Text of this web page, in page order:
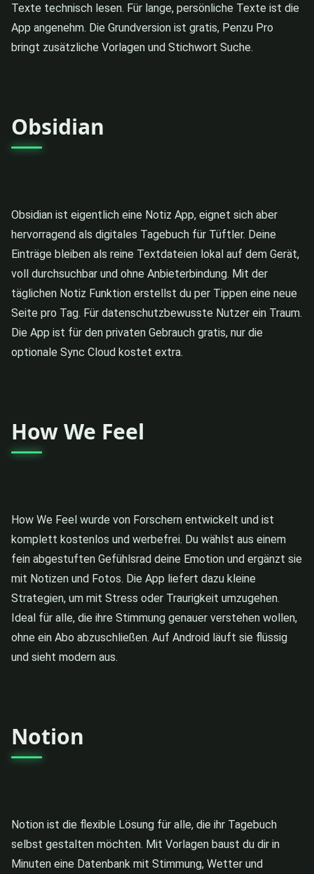
Texte technisch lesen. Für lange, persönliche Texte ist die
App angenehm. Die Grundversion ist gratis, Penzu Pro
bringt zusätzliche Vorlagen und Stichwort Suche.
Obsidian
Obsidian ist eigentlich eine Notiz App, eignet sich aber
hervorragend als digitales Tagebuch für Tüftler. Deine
Einträge bleiben als reine Textdateien lokal auf dem Gerät,
voll durchsuchbar und ohne Anbieterbindung. Mit der
täglichen Notiz Funktion erstellst du per Tippen eine neue
Seite pro Tag. Für datenschutzbewusste Nutzer ein Traum.
Die App ist für den privaten Gebrauch gratis, nur die
optionale Sync Cloud kostet extra.
How We Feel
How We Feel wurde von Forschern entwickelt und ist
komplett kostenlos und werbefrei. Du wählst aus einem
fein abgestuften Gefühlsrad deine Emotion und ergänzt sie
mit Notizen und Fotos. Die App liefert dazu kleine
Strategien, um mit Stress oder Traurigkeit umzugehen.
Ideal für alle, die ihre Stimmung genauer verstehen wollen,
ohne ein Abo abzuschließen. Auf Android läuft sie flüssig
und sieht modern aus.
Notion
Notion ist die flexible Lösung für alle, die ihr Tagebuch
selbst gestalten möchten. Mit Vorlagen baust du dir in
Minuten eine Datenbank mit Stimmung, Wetter und